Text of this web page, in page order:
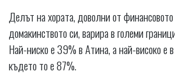
Делът на хората, доволни от
домакинството си, варира в големи
Най-ниско е 39% в Атина, а най-високо е
където то е 87%.